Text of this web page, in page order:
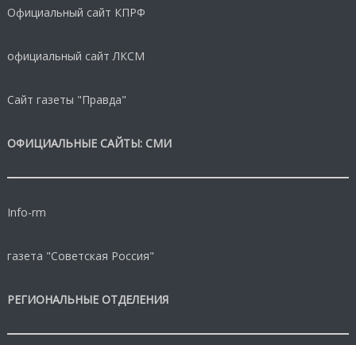
Официальный сайт КПРФ
официальный сайт ЛКСМ
Сайт газеты "Правда"
ОФИЦИАЛЬНЫЕ САЙТЫ: СМИ
Info-rm
газета "Советская Россия"
РЕГИОНАЛЬНЫЕ ОТДЕЛЕНИЯ